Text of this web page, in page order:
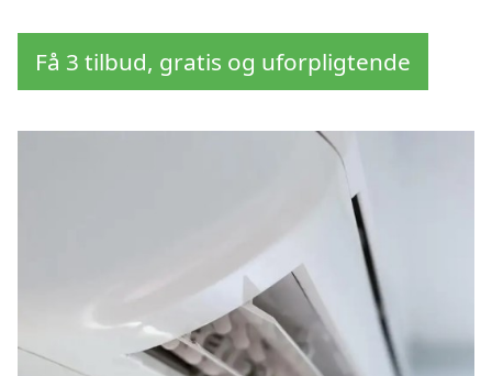
Få 3 tilbud, gratis og uforpligtende